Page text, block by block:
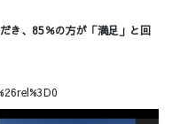
き、85％の方が「満足」と回